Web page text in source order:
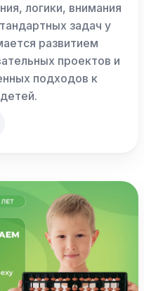
логики, внимания
задач у
развитием
проектов и
подходов к